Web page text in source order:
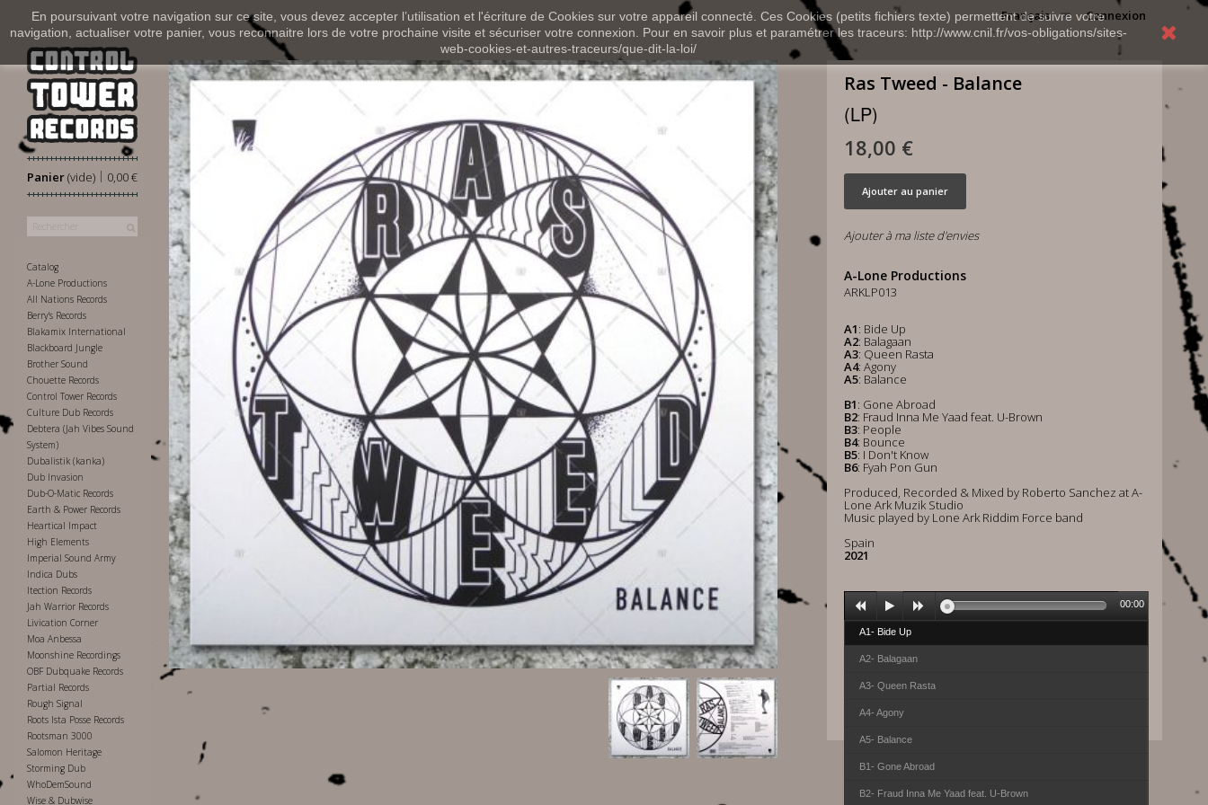
En poursuivant votre navigation sur ce site, vous devez accepter l’utilisation et l'écriture de Cookies sur votre appareil connecté. Ces Cookies (petits fichiers texte) permettent de suivre votre
navigation, actualiser votre panier, vous reconnaitre lors de votre prochaine visite et sécuriser votre connexion. Pour en savoir plus et paramétrer les traceurs: http://www.cnil.fr/vos-obligations/sites-
web-cookies-et-autres-traceurs/que-dit-la-loi/
Connexion
Français
Panier 0,00 €
|
(vide)
Catalog
A-Lone Productions
All Nations Records
Berry's Records
Blakamix International
Blackboard Jungle
Brother Sound
Chouette Records
Control Tower Records
Culture Dub Records
Debtera (Jah Vibes Sound
System)
Dubalistik (kanka)
Dub Invasion
Dub-O-Matic Records
Earth & Power Records
Heartical Impact
High Elements
Imperial Sound Army
Indica Dubs
Itection Records
Jah Warrior Records
Livication Corner
Moa Anbessa
Moonshine Recordings
OBF Dubquake Records
Partial Records
Rough Signal
Roots Ista Posse Records
Rootsman 3000
Salomon Heritage
Storming Dub
WhoDemSound
Wise & Dubwise
Ras Tweed - Balance
(LP)
18,00 €
Ajouter au panier
Ajouter à ma liste d'envies
A-Lone Productions
ARKLP013
A1: Bide Up
A2: Balagaan
A3: Queen Rasta
A4: Agony
A5: Balance
B1: Gone Abroad
B2: Fraud Inna Me Yaad feat. U-Brown
B3: People
B4: Bounce
B5: I Don't Know
B6: Fyah Pon Gun
Produced, Recorded & Mixed by Roberto Sanchez at A-
Lone Ark Muzik Studio
Music played by Lone Ark Riddim Force band
Spain
2021
A1- Bide Up
A2- Balagaan
A3- Queen Rasta
A4- Agony
A5- Balance
B1- Gone Abroad
B2- Fraud Inna Me Yaad feat. U-Brown
00:00